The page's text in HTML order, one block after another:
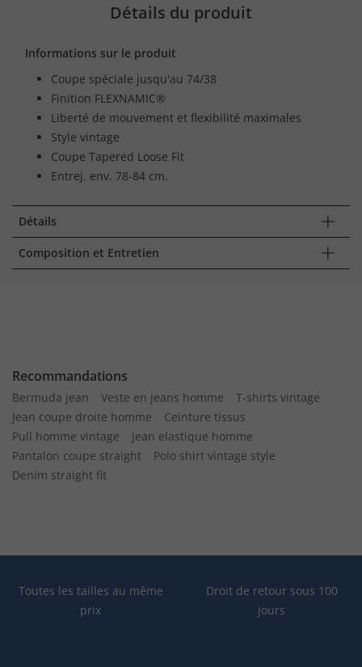
Détails du produit
Informations sur le produit
Coupe spéciale jusqu'au 74/38
Finition FLEXNAMIC®
Liberté de mouvement et flexibilité maximales
Style vintage
Coupe Tapered Loose Fit
Entrej. env. 78-84 cm.
Détails
Composition et Entretien
Recommandations
Bermuda jean Veste en jeans homme
T-shirts vintage
Jean coupe droite homme
Ceinture tissus
Pull homme vintage
Jean elastique homme
Pantalon coupe straight
Polo shirt vintage style
Denim straight fit
Toutes les tailles au même
prix
Droit de retour sous 100
jours